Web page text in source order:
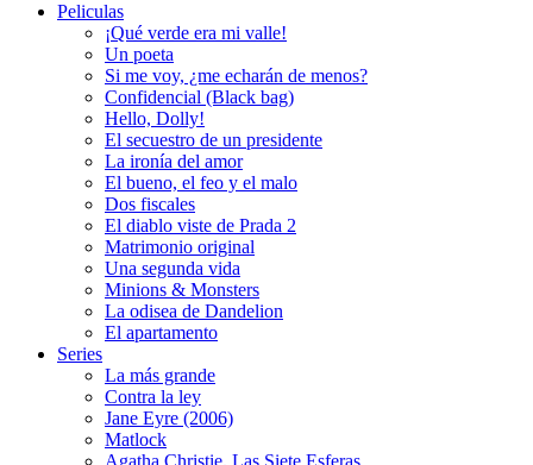
Peliculas
¡Qué verde era mi valle!
Un poeta
Si me voy, ¿me echarán de menos?
Confidencial (Black bag)
Hello, Dolly!
El secuestro de un presidente
La ironía del amor
El bueno, el feo y el malo
Dos fiscales
El diablo viste de Prada 2
Matrimonio original
Una segunda vida
Minions & Monsters
La odisea de Dandelion
El apartamento
Series
La más grande
Contra la ley
Jane Eyre (2006)
Matlock